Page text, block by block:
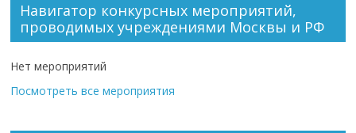
Навигатор конкурсных мероприятий,
проводимых учреждениями Москвы и РФ
Нет мероприятий
Посмотреть все мероприятия